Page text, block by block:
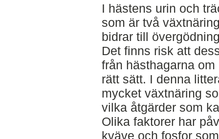
I hästens urin och
som är två
bidrar till
Det finns risk att
från hästhagarna
rätt sätt. I denna
mycket växtnäring
vilka åtgärder som
Olika faktorer har
kväve och fosfor